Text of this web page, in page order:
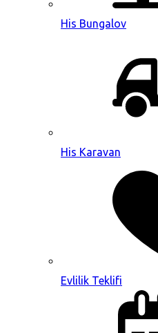
His Bungalov
His Karavan
Evlilik Teklifi